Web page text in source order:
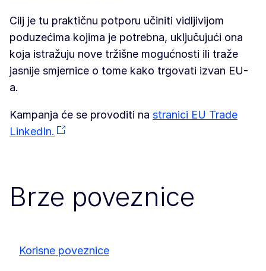
Cilj je tu praktičnu potporu učiniti vidljivijom
poduzećima kojima je potrebna, uključujući ona
koja istražuju nove tržišne mogućnosti ili traže
jasnije smjernice o tome kako trgovati izvan EU-
a.
Kampanja će se provoditi na stranici EU Trade
LinkedIn.
Brze poveznice
Korisne poveznice